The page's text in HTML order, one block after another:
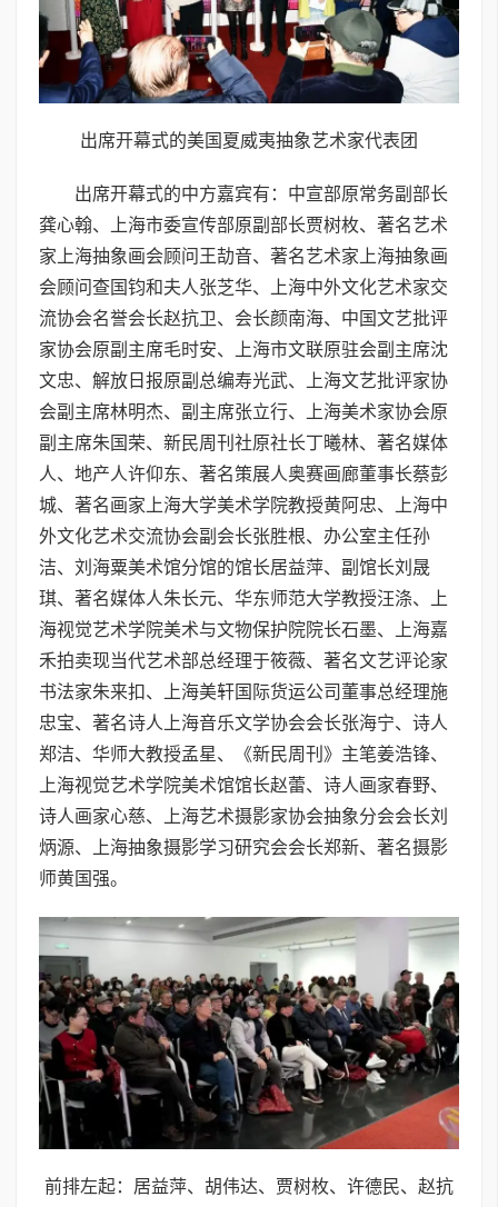
出席开幕式的美国夏威夷抽象艺术家代表团
出席开幕式的中方嘉宾有：中宣部原常务副部长
龚心翰、上海市委宣传部原副部长贾树枚、著名艺术
家上海抽象画会顾问王劼音、著名艺术家上海抽象画
会顾问查国钧和夫人张芝华、上海中外文化艺术家交
流协会名誉会长赵抗卫、会长颜南海、中国文艺批评
家协会原副主席毛时安、上海市文联原驻会副主席沈
文忠、解放日报原副总编寿光武、上海文艺批评家协
会副主席林明杰、副主席张立行、上海美术家协会原
副主席朱国荣、新民周刊社原社长丁曦林、著名媒体
人、地产人许仰东、著名策展人奥赛画廊董事长蔡彭
城、著名画家上海大学美术学院教授黄阿忠、上海中
外文化艺术交流协会副会长张胜根、办公室主任孙
洁、刘海粟美术馆分馆的馆长居益萍、副馆长刘晟
琪、著名媒体人朱长元、华东师范大学教授汪涤、上
海视觉艺术学院美术与文物保护院院长石墨、上海嘉
禾拍卖现当代艺术部总经理于筱薇、著名文艺评论家
书法家朱来扣、上海美轩国际货运公司董事总经理施
忠宝、著名诗人上海音乐文学协会会长张海宁、诗人
郑洁、华师大教授孟星、《新民周刊》主笔姜浩锋、
上海视觉艺术学院美术馆馆长赵蕾、诗人画家春野、
诗人画家心慈、上海艺术摄影家协会抽象分会会长刘
炳源、上海抽象摄影学习研究会会长郑新、著名摄影
师黄国强。
前排左起：居益萍、胡伟达、贾树枚、许德民、赵抗